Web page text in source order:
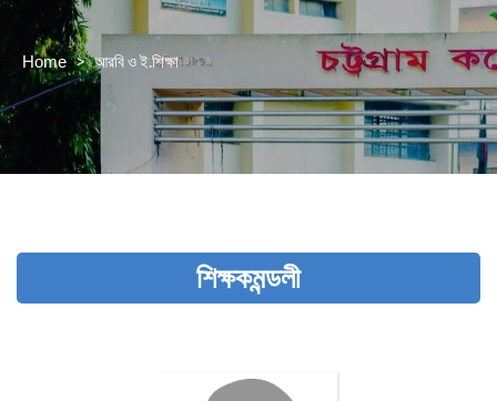
Home > আরবি ও ই.শিক্ষা
শিক্ষকমন্ডলী